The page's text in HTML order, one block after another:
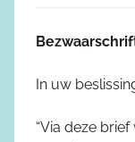
In uw
“Via deze